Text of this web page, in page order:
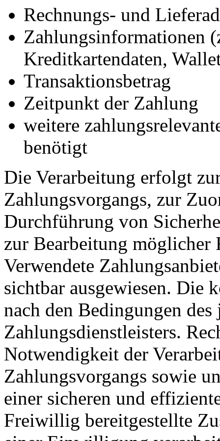
Rechnungs- und
Zahlungsinformationen
Kreditkartendaten,
Transaktionsbetrag
Zeitpunkt der Zahlung
weitere
benötigt
Die Verarbeitung erfolgt
Zahlungsvorgangs, zur
Durchführung von
zur Bearbeitung möglicher
Verwendete
sichtbar ausgewiesen. Die
nach den Bedingungen
Zahlungsdienstleisters.
Notwendigkeit der
Zahlungsvorgangs sowie
einer sicheren und
Freiwillig bereitgestellte